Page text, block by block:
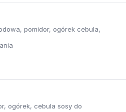
ogórek, cebula sosy do